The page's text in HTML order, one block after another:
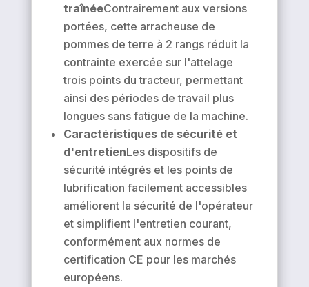
traînéeContrairement aux versions
portées, cette arracheuse de
pommes de terre à 2 rangs réduit la
contrainte exercée sur l'attelage
trois points du tracteur, permettant
ainsi des périodes de travail plus
longues sans fatigue de la machine.
Caractéristiques de sécurité et
d'entretienLes dispositifs de
sécurité intégrés et les points de
lubrification facilement accessibles
améliorent la sécurité de l'opérateur
et simplifient l'entretien courant,
conformément aux normes de
certification CE pour les marchés
européens.